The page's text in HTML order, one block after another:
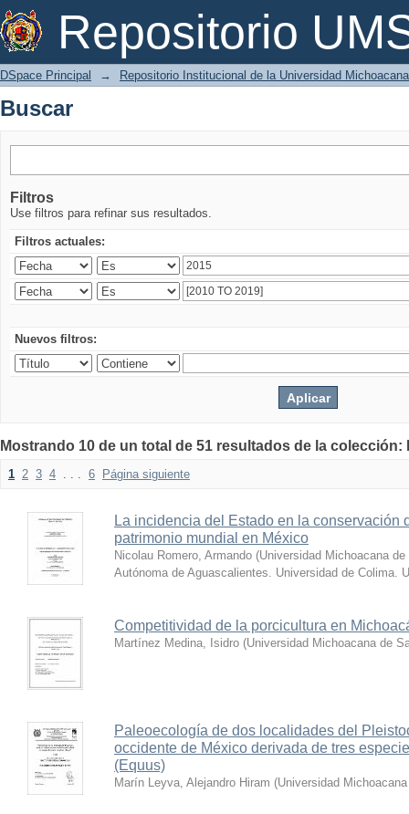
Repositorio
Buscar
DSpace Principal → Repositorio Institucional de la Universidad
Buscar
Filtros
Use filtros para refinar sus resultados.
Filtros actuales:
Nuevos filtros:
Mostrando 10 de un total de 51 resultados de la
1 2 3 4 . . . 6 Página siguiente
La incidencia del Estado en la conservación
patrimonio mundial en México
Nicolau Romero, Armando (Universidad Michoacana
Autónoma de Aguascalientes. Universidad de Colima.
Competitividad de la porcicultura en
Martínez Medina, Isidro (Universidad Michoacana de
Paleoecología de dos localidades del
occidente de México derivada de tres
(Equus)
Marín Leyva, Alejandro Hiram (Universidad